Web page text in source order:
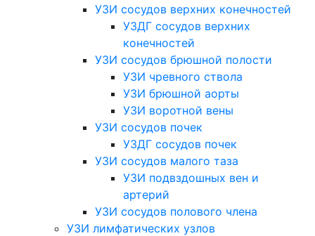
УЗИ сосудов верхних конечностей
УЗДГ сосудов верхних
конечностей
УЗИ сосудов брюшной полости
УЗИ чревного ствола
УЗИ брюшной аорты
УЗИ воротной вены
УЗИ сосудов почек
УЗДГ сосудов почек
УЗИ сосудов малого таза
УЗИ подвздошных вен и
артерий
УЗИ сосудов полового члена
УЗИ лимфатических узлов